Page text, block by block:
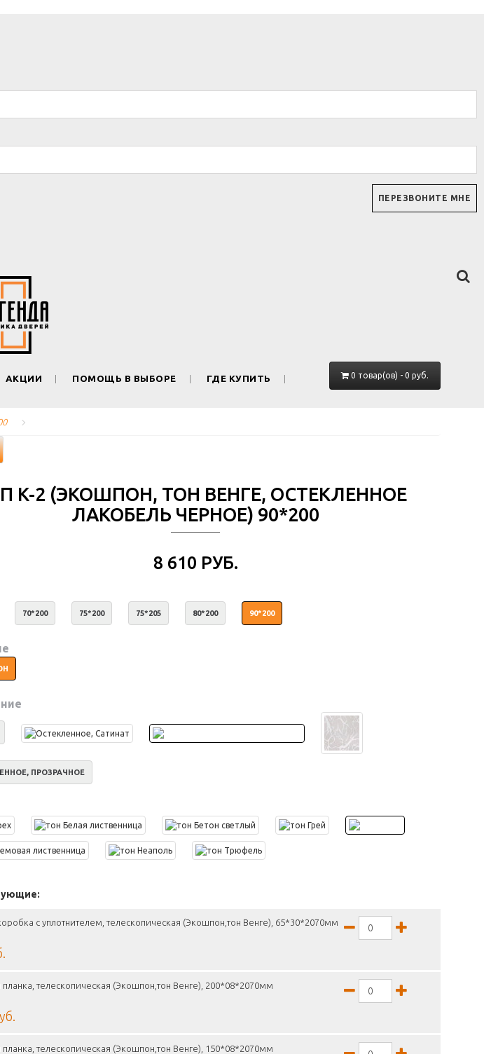
АКЦИИ ПОМОЩЬ В ВЫБОРЕ ГДЕ КУПИТЬ 0 товар(ов) - 0 руб.
K-2 (ЭКОШПОН, ТОН ВЕНГЕ, ОСТЕКЛЕННОЕ
ЛАКОБЕЛЬ ЧЕРНОЕ) 90*200
8 610 РУБ.
70*200 75*200 75*205 80*200 90*200
ПРОЗРАЧНОЕ
с уплотнителем, телескопическая (Экошпон,тон Венге), 65*30*2070мм
телескопическая (Экошпон,тон Венге), 200*08*2070мм
телескопическая (Экошпон,тон Венге), 150*08*2070мм